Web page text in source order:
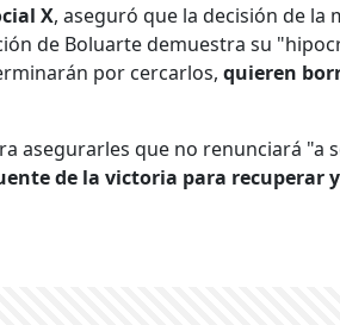
X, aseguró que la decisión de la
de Boluarte demuestra su
por cercarlos, quieren
asegurarles que no renunciará "a
de la victoria para recuperar